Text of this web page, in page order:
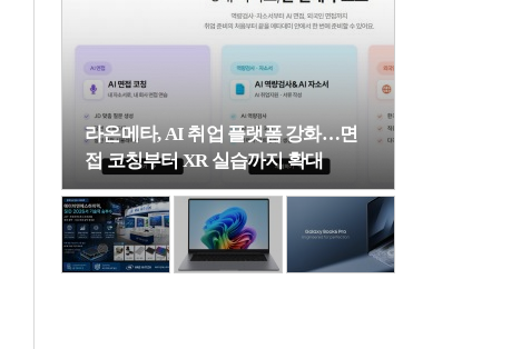
라온메타, AI 취업 플랫폼 강화…면
접 코칭부터 XR 실습까지 확대